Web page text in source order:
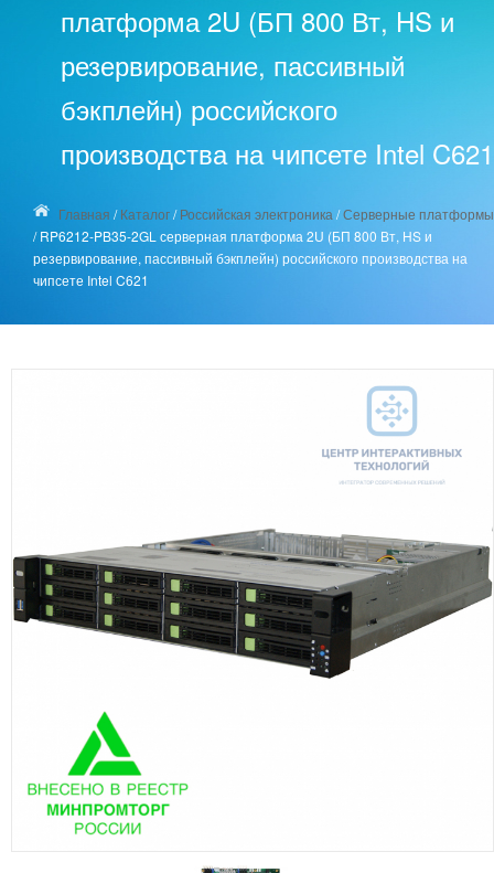
платформа 2U (БП 800 Вт, HS и
резервирование, пассивный
бэкплейн) российского
производства на чипсете Intel C621
Главная /Каталог/Российская электроника /Серверные платформы
/RP6212-PB35-2GL серверная платформа 2U (БП 800 Вт, HS и
резервирование, пассивный бэкплейн) российского производства на
чипсете Intel C621